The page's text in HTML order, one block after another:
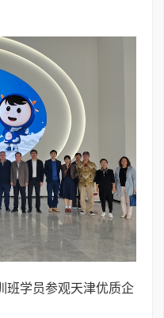
班学员参观天津优质企